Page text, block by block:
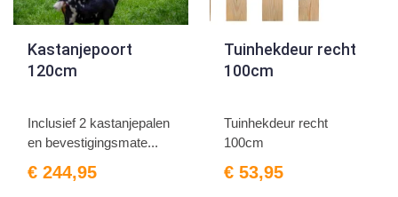
Kastanjepoort
120cm
Inclusief 2 kastanjepalen
en bevestigingsmate...
€ 244,95
Tuinhekdeur recht
100cm
Tuinhekdeur recht
100cm
€ 53,95